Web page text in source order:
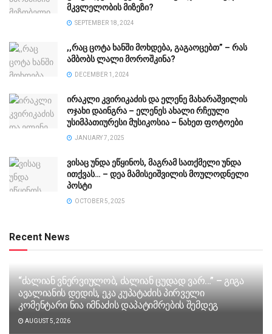
მკვლელობის მიზეზი?
SEPTEMBER 18, 2024
,,რაც ცოტა ხანში მოხდება, გაგაოცებთ” – რას
ამბობს ლალი მოროშკინა?
DECEMBER 1, 2024
ირაკლი კვირიკაძის და ელენე მახარაშვილის
ოჯახი დაინგრა – ელენეს ახალი რჩეული
უსიმპათიურესი მუსიკოსია – ნახეთ ფოტოები
JANUARY 7, 2025
ვისაც უნდა ეწყინოს, მაგრამ სათქმელი უნდა
ითქვას… – დეა მამისეიშვილის მოულოდნელი
პოსტი
OCTOBER 5, 2025
Recent News
“ძა­ლი­ან ვნერ­ვი­უ­ლობ, ძა­ლი­ან ცუ­დად ვარ…” – გიგა
ავა­ლი­ა­ნის დე­დის, ეკა კუ­პა­ტა­ძის პირველი
კომენტარი ნია იმნაძის დაპატიმრების შემდეგ
AUGUST 5, 2026